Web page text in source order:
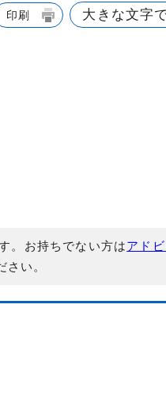
印刷 大きな文字
。お持ちでない方はアド
い。